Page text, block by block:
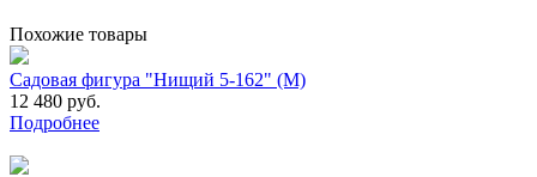
Похожие товары
Садовая фигура "Нищий 5-162" (М)
12 480 руб.
Подробнее